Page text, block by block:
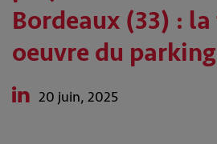
Bordeaux (33) :
oeuvre du
20 juin, 2025